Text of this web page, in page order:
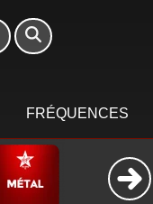
FRÉQUENCES
16h - 20h